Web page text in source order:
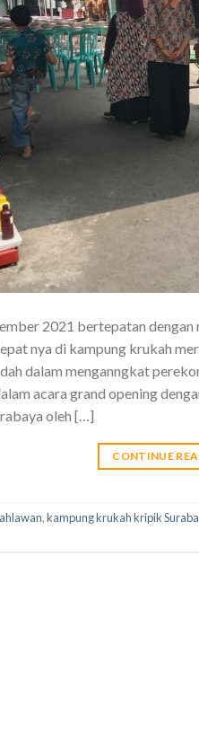
2021 bertepatan
nya di kampung krukah
dalam menganngkat
acara grand opening
oleh […]
CONTINUE
,kampung krukah kripik